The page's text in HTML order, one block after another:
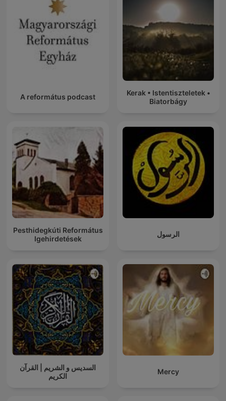
A református podcast
Kerak • Istentiszteletek •
Biatorbágy
Pesthidegkúti Református
Igehirdetések
الرسول
السديس و الشريم | القرآن
الكريم
Mercy